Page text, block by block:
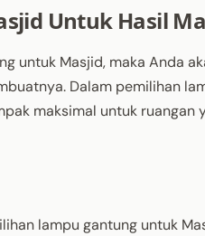
Untuk Hasil
untuk Masjid, maka Anda
Dalam pemilihan
maksimal untuk ruangan
lampu gantung untuk